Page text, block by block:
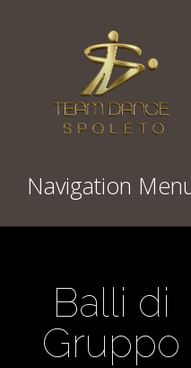
Navigation
Balli di
Gruppo